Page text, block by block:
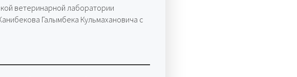
ветеринарной лаборатории
Галымбека Кульмахановича с